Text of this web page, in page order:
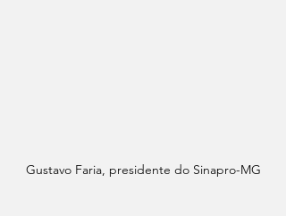
Gustavo Faria, presidente do Sinapro-MG